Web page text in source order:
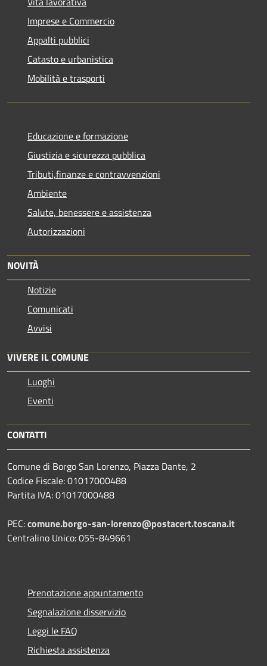
Imprese e Commercio
Appalti pubblici
Catasto e urbanistica
Mobilità e trasporti
Educazione e formazione
Giustizia e sicurezza pubblica
Tributi,finanze e contravvenzioni
Ambiente
Salute, benessere e assistenza
Autorizzazioni
NOVITÀ
Notizie
Comunicati
Avvisi
VIVERE IL COMUNE
Luoghi
Eventi
CONTATTI
Comune di Borgo San Lorenzo, Piazza Dante, 2
Codice Fiscale: 01017000488
Partita IVA: 01017000488
PEC:comune.borgo-san-lorenzo@postacert.toscana.it
Centralino Unico: 055-849661
Prenotazione appuntamento
Segnalazione disservizio
Leggi le FAQ
Richiesta assistenza